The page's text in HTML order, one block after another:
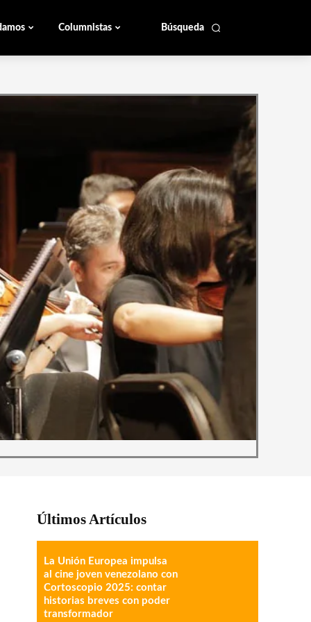
Búsqueda
Columnistas
Últimos Artículos
La Unión Europea impulsa
al cine joven venezolano con
Cortoscopio 2025: contar
historias breves con poder
transformador